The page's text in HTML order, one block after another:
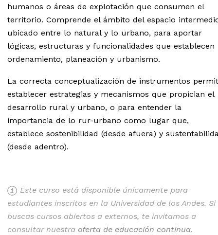
humanos o áreas de explotación que consumen el
territorio. Comprende el ámbito del espacio
ubicado entre lo natural y lo urbano, para aportar
lógicas, estructuras y funcionalidades que establecen
ordenamiento, planeación y urbanismo.
La correcta conceptualización de instrumentos
establecer estrategias y mecanismos que propician el
desarrollo rural y urbano, o para entender la
importancia de lo rur-urbano como lugar que,
establece sostenibilidad (desde afuera) y
(desde adentro).
Este curso está disponible únicamente para
estudiantes inscritos en la Universidad de los Andes. Si
buscas cursos abiertos a externos, te invitamos a
consultar nuestra oferta de educación continua.